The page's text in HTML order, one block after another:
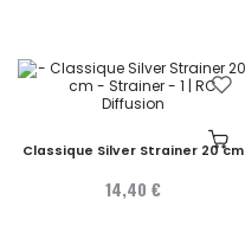
Classique Silver Strainer 20 cm
14,40 €